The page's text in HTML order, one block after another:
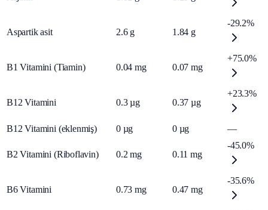
Aspartik asit 2.6 g 1.84 g
-29.2%
B1 Vitamini (Tiamin) 0.04 mg 0.07 mg
+75.0%
B12 Vitamini 0.3 µg 0.37 µg
+23.3%
B12 Vitamini (eklenmiş) 0 µg 0 µg —
B2 Vitamini (Riboflavin) 0.2 mg 0.11 mg
-45.0%
B6 Vitamini 0.73 mg 0.47 mg
-35.6%